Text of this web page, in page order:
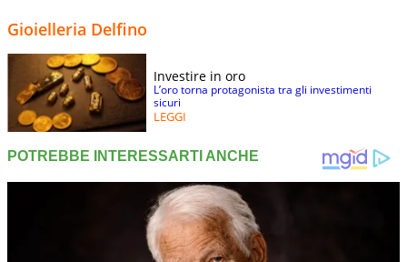
Gioielleria Delfino
Investire in oro
L’oro torna protagonista tra gli investimenti
sicuri
LEGGI